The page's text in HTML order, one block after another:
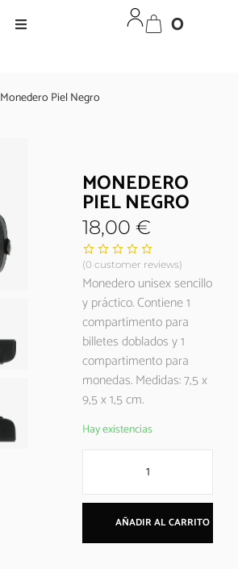
0
Monedero Piel Negro
MONEDERO
PIEL NEGRO
18,00€
(0 customer reviews)
Monedero unisex sencillo
y práctico. Contiene 1
compartimento para
billetes doblados y 1
compartimento para
monedas. Medidas: 7,5 x
9,5 x 1,5 cm.
Hay existencias
AÑADIR AL CARRITO